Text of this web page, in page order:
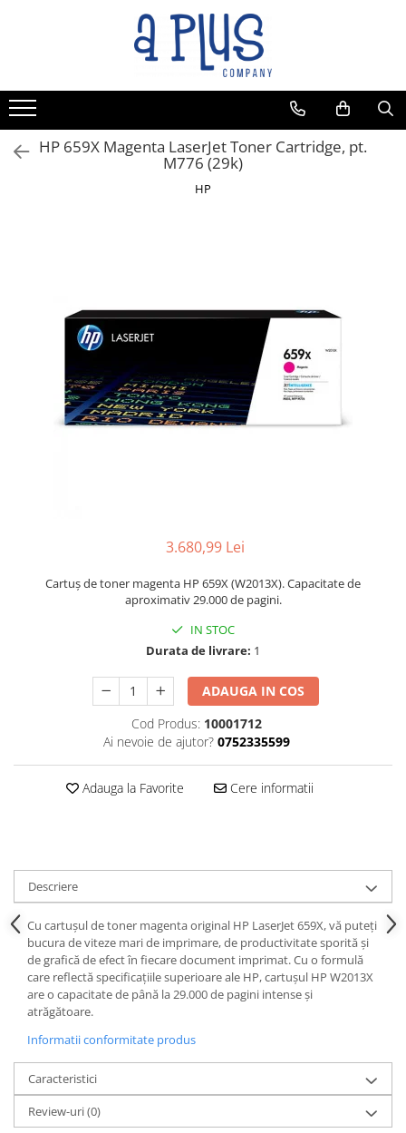
Benzi pentru etichete
Cartuse de cerneala
Cartuse toner
Colectoare toner rezidual
HP 659X Magenta LaserJet Toner Cartridge, pt.
M776 (29k)
HP
3.680,99 Lei
Cartuș de toner magenta HP 659X (W2013X). Capacitate de
aproximativ 29.000 de pagini.
IN STOC
Durata de livrare: 1
ADAUGA IN COS
Cod Produs: 10001712
Ai nevoie de ajutor? 0752335599
Adauga la Favorite Cere informatii
Descriere
Cu cartușul de toner magenta original HP LaserJet 659X, vă puteți
bucura de viteze mari de imprimare, de productivitate sporită și
de grafică de efect în fiecare document imprimat. Cu o formulă
care reflectă specificațiile superioare ale HP, cartușul HP W2013X
are o capacitate de până la 29.000 de pagini intense și
atrăgătoare.
Informatii conformitate produs
Caracteristici
Review-uri(0)